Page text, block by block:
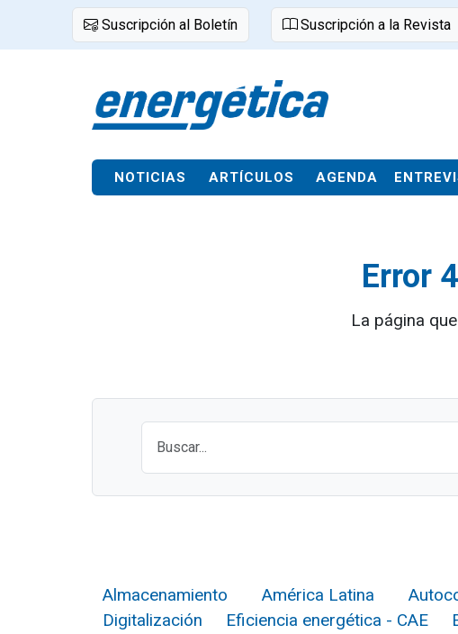
Suscripción al Boletín Suscripción a la Revista
NOTICIAS ARTÍCULOS AGENDA
Error
La página
Almacenamiento América Latina
Digitalización
Eficiencia energética - CAE